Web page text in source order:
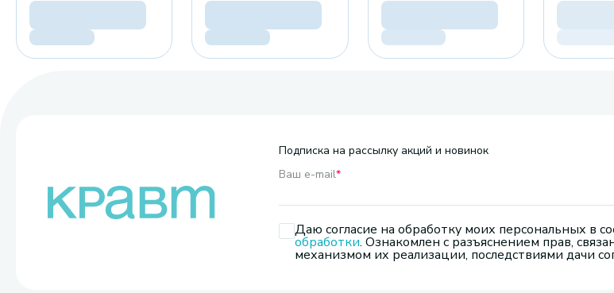
Подписка на рассылку акций и новинок
Ваш e-mail*
Даю согласие на обработку моих персональных в
обработки. Ознакомлен с разъяснением прав,
механизмом их реализации, последствиями дачи